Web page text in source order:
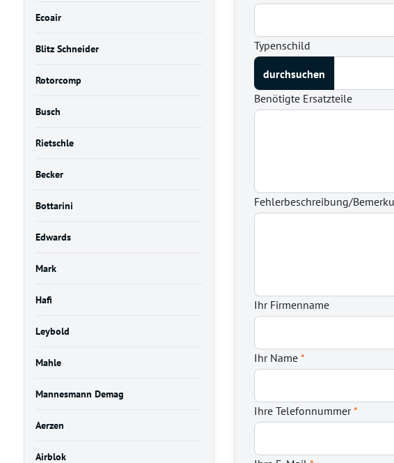
Typenschild
Benötigte Ersatzteile
Fehlerbeschreibung/
Ihr Firmenname
Ihr Name*
Ihre Telefonnummer*
Ecoair
Blitz Schneider
Rotorcomp
Busch
Rietschle
Becker
Bottarini
Edwards
Mark
Hafi
Leybold
Mahle
Mannesmann Demag
Aerzen
Airblok